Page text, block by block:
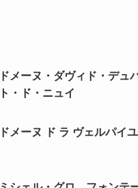
ドメーヌ・ダヴィド・デ
ト・ド・ニュイ
ドメーヌ ド ラ ヴェルパ